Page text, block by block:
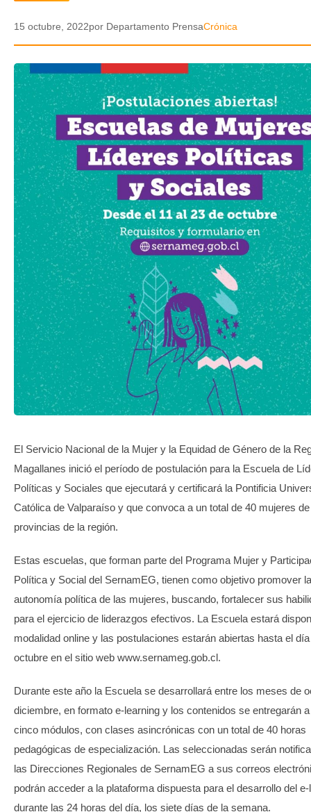
POLICIAL
AUDIOS
VIDEOS
GALERIA DE FOTOS
APP MÓVIL
TRANSPARENCIA
15 octubre, 2022por Departamento PrensaCrónica
El Servicio Nacional de la Mujer y la Equidad de Género de la
Magallanes inició el período de postulación para la Escuela de
Políticas y Sociales que ejecutará y certificará la Pontificia
Católica de Valparaíso y que convoca a un total de 40 mujeres
provincias de la región.
Estas escuelas, que forman parte del Programa Mujer y
Política y Social del SernamEG, tienen como objetivo promover la
autonomía política de las mujeres, buscando, fortalecer sus
para el ejercicio de liderazgos efectivos. La Escuela estará
modalidad online y las postulaciones estarán abiertas hasta el
octubre en el sitio web www.sernameg.gob.cl.
Durante este año la Escuela se desarrollará entre los meses de
diciembre, en formato e-learning y los contenidos se entregarán
cinco módulos, con clases asincrónicas con un total de 40 horas
pedagógicas de especialización. Las seleccionadas serán
las Direcciones Regionales de SernamEG a sus correos
podrán acceder a la plataforma dispuesta para el desarrollo del
durante las 24 horas del día, los siete días de la semana.